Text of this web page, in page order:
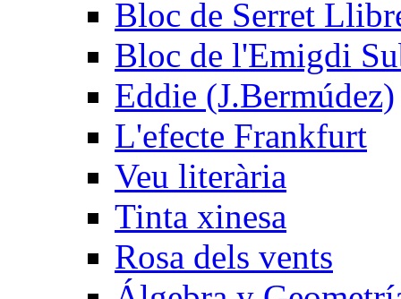
Bloc de Serret
Bloc de l'Emigdi
Eddie (J.Bermúdez)
L'efecte Frankfurt
Veu literària
Tinta xinesa
Rosa dels vents